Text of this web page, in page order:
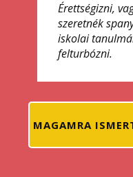
Érettségizni,
szeretnék
iskolai
felturbózni.
MAGAMRA